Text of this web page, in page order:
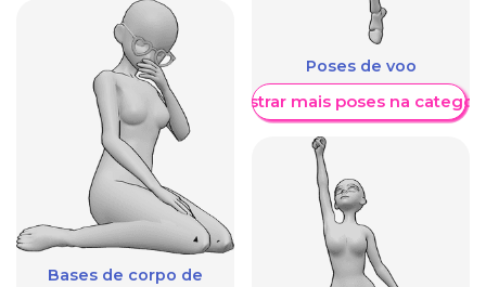
Bases de corpo de
Poses de voo
Mostrar mais poses na